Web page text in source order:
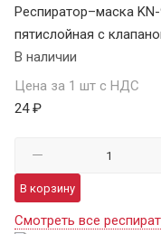
Респиратор–маска
пятислойная с
В наличии
Цена за 1 шт с НДС
24 ₽
В корзину
Смотреть все